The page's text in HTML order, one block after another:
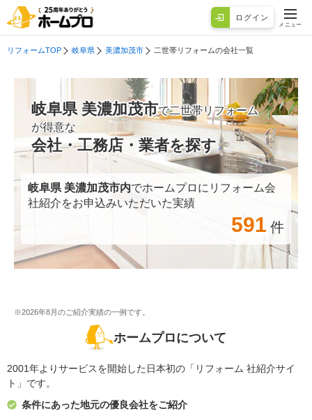
ログイン
メニュー
リフォームTOP 岐阜県 美濃加茂市 二世帯リフォームの会社一覧
岐阜県 美濃加茂市で二世帯リフォーム
が得意な
会社・工務店・業者を探す
岐阜県 美濃加茂市内でホームプロにリフォーム会
社紹介をお申込みいただいた実績
591 件
※2026年8月のご紹介実績の一例です。
ホームプロについて
2001年よりサービスを開始した日本初の「リフォーム 社紹介サイ
ト」です。
条件にあった地元の優良会社をご紹介